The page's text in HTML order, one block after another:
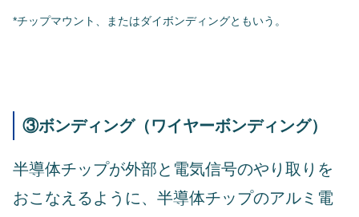
*チップマウント、またはダイボンディングともいう。
③ボンディング（ワイヤーボンディング）
半導体チップが外部と電気信号のやり取りを
おこなえるように、半導体チップのアルミ電